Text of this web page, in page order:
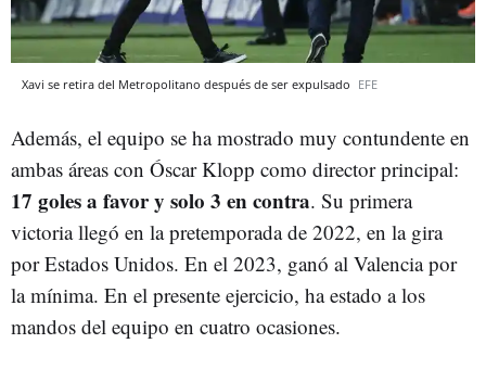
Xavi se retira del Metropolitano después de ser expulsado EFE
Además, el equipo se ha mostrado muy contundente en
ambas áreas con Óscar Klopp como director principal:
17 goles a favor y solo 3 en contra. Su primera
victoria llegó en la pretemporada de 2022, en la gira
por Estados Unidos. En el 2023, ganó al Valencia por
la mínima. En el presente ejercicio, ha estado a los
mandos del equipo en cuatro ocasiones.